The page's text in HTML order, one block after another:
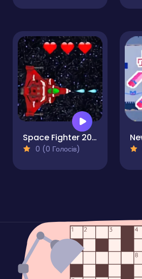
Space Fighter 2099
0 (0 Голосів)